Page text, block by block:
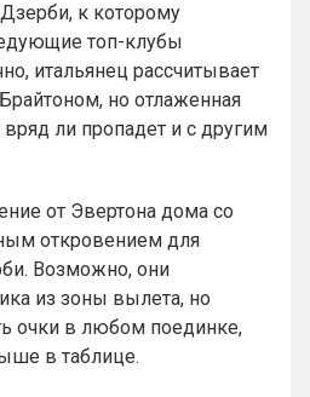
к которому
топ-клубы
итальянец рассчитывает
но отлаженная
вряд ли пропадет и с другим
от Эвертона дома со
откровением для
Возможно, они
из зоны вылета, но
очки в любом поединке,
в таблице.